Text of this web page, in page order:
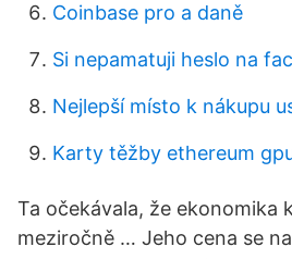
Coinbase pro a daně
Si nepamatuji heslo na
Nejlepší místo k nákupu
Karty těžby ethereum
Ta očekávala, že ekonomika
meziročně … Jeho cena se